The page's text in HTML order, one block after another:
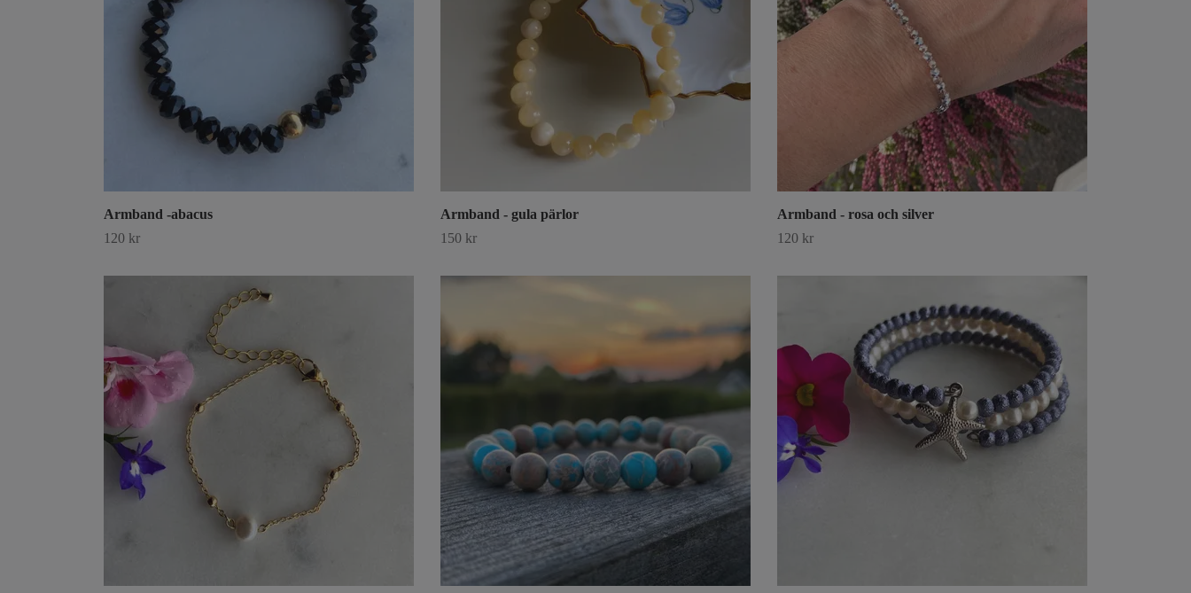
Armband -abacus
120 kr
Armband - gula pärlor
150 kr
Armband - rosa och silver
120 kr